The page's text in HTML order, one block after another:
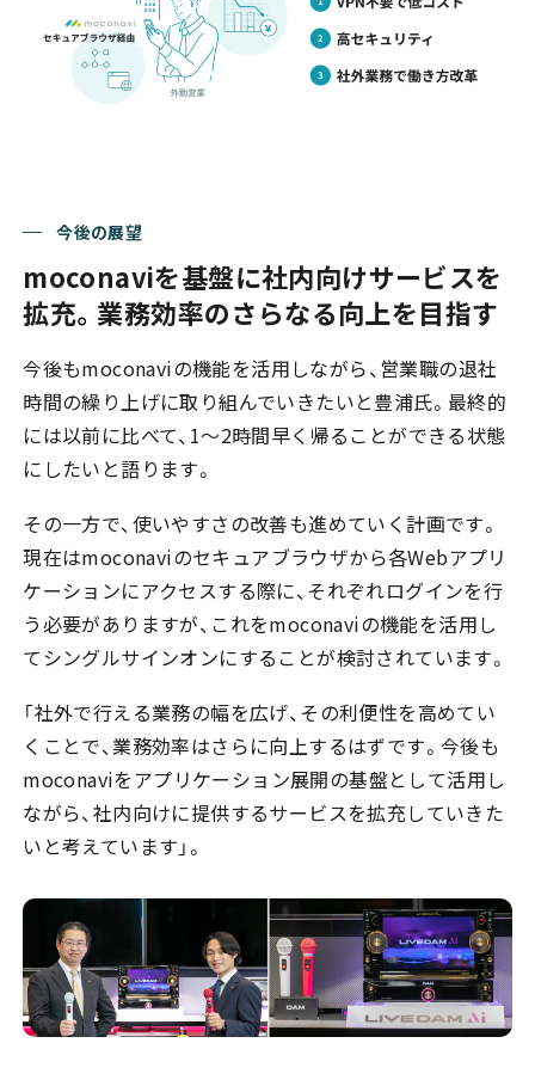
今後の展望
moconaviを基盤に社内向けサービスを
拡充。業務効率のさらなる向上を目指す
今後もmoconaviの機能を活用しながら、営業職の退社
時間の繰り上げに取り組んでいきたいと豊浦氏。最終的
には以前に比べて、1～2時間早く帰ることができる状態
にしたいと語ります。
その一方で、使いやすさの改善も進めていく計画です。
現在はmoconaviのセキュアブラウザから各Webアプリ
ケーションにアクセスする際に、それぞれログインを行
う必要がありますが、これをmoconaviの機能を活用し
てシングルサインオンにすることが検討されています。
「社外で行える業務の幅を広げ、その利便性を高めてい
くことで、業務効率はさらに向上するはずです。今後も
moconaviをアプリケーション展開の基盤として活用し
ながら、社内向けに提供するサービスを拡充していきた
いと考えています」。